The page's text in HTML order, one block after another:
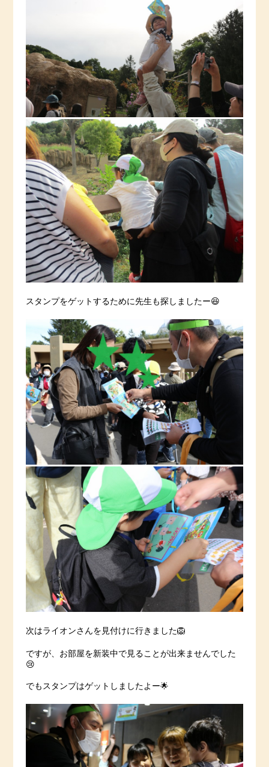
スタンプをゲットするために先生も探しましたー😆
次はライオンさんを見付けに行きました🦁
ですが、お部屋を新装中で見ることが出来ませんでした
😢
でもスタンプはゲットしましたよー🌟